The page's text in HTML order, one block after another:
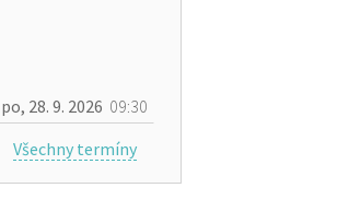
po, 28. 9. 2026 09:30
Všechny termíny